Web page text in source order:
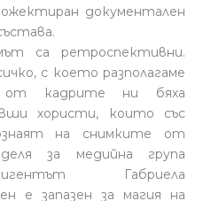
документален
са ретроспективни.
с което разполагаме
кадрите ни бяха
хористи, които със
на снимките от
за медийна група
Габриела
е запазен за магия на